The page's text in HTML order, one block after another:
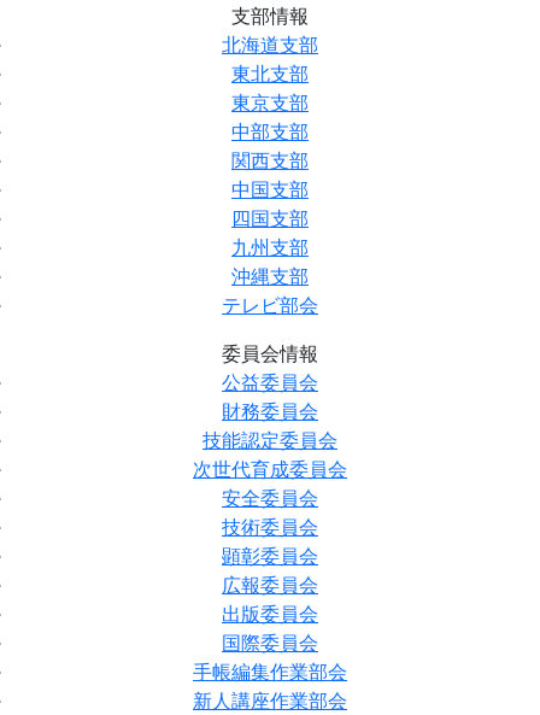
支部情報
北海道支部
東北支部
東京支部
中部支部
関西支部
中国支部
四国支部
九州支部
沖縄支部
テレビ部会
委員会情報
公益委員会
財務委員会
技能認定委員会
次世代育成委員会
安全委員会
技術委員会
顕彰委員会
広報委員会
出版委員会
国際委員会
手帳編集作業部会
新人講座作業部会